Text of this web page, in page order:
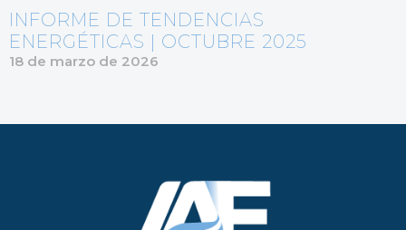
INFORME DE TENDENCIAS
ENERGÉTICAS | OCTUBRE 2025
18 de marzo de 2026